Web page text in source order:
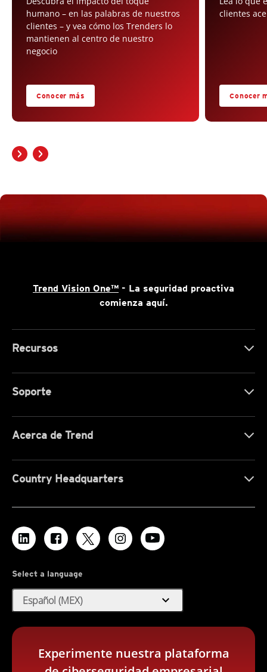
humano – en las palabras de nuestros
clientes – y vea cómo los Trenders lo
mantienen al centro de nuestro
negocio
Conocer más
clientes
Conocer
Trend Vision One™ - La seguridad proactiva
comienza aquí.
Recursos
Soporte
Acerca de Trend
Country Headquarters
Select a language
Español (MEX) expand_more
Experimente nuestra plataforma